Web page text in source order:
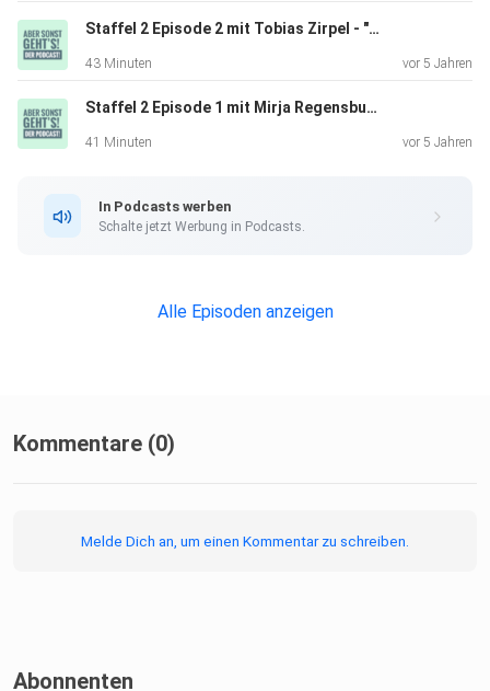
Oder besucht meine Website: www.aber-sonst-gehts-
podcast.de
Staffel 2 Episode 2 mit Tobias Zirpel - "Schockverliebt ins Leben"!
43 Minuten vor 5 Jahren
Staffel 2 Episode 1 mit Mirja Regensburg - "Von der Musicalbühne zur Comedian"
41 Minuten vor 5 Jahren
In Podcasts werben
Schalte jetzt Werbung in Podcasts.
Alle Episoden anzeigen
Kommentare (0)
Melde Dich an, um einen Kommentar zu schreiben.
Abonnenten